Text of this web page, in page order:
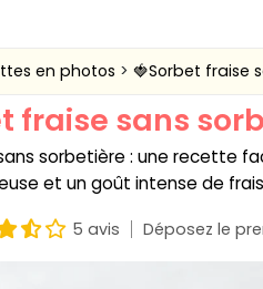
en photos 🍓Sorbet fraise
fraise sans
sorbetière : une recette
et un goût intense de
5 avis Déposez le